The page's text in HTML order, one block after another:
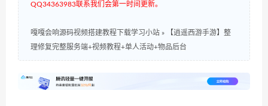
QQ34363983联系我们会第一时间更新。
嘎嘎会响源码视频搭建教程下载学习小站 »
【逍遥西游手游】整
理修复完整服务端+视频教程+单人活动+物品后台